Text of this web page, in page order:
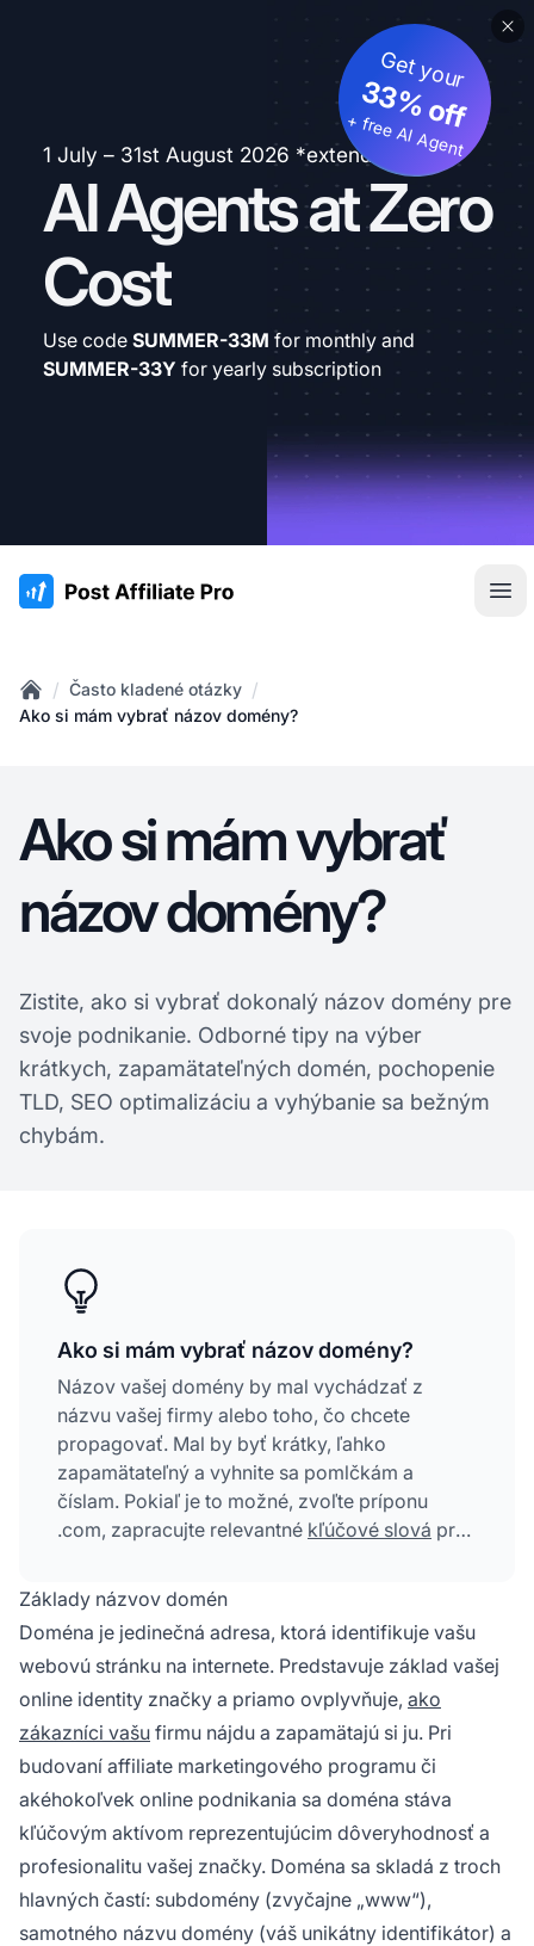
1 July – 31st August 2026 *extended
AI Agents at Zero
Cost
Get your
33% off
+ free AI Agent
Use code SUMMER-33M for monthly and
SUMMER-33Y for yearly subscription
:site.title
Home
/ Často kladené otázky /
Ako si mám vybrať názov domény?
Ako si mám vybrať
názov domény?
Zistite, ako si vybrať dokonalý názov domény pre
svoje podnikanie. Odborné tipy na výber
krátkych, zapamätateľných domén, pochopenie
TLD, SEO optimalizáciu a vyhýbanie sa bežným
chybám.
Ako si mám vybrať názov domény?
Názov vašej domény by mal vychádzať z
názvu vašej firmy alebo toho, čo chcete
propagovať. Mal by byť krátky, ľahko
zapamätateľný a vyhnite sa pomlčkám a
číslam. Pokiaľ je to možné, zvoľte príponu
.com, zapracujte relevantné kľúčové slová pre
sieťach.
Základy názvov domén
Doména je jedinečná adresa, ktorá identifikuje vašu
webovú stránku na internete. Predstavuje základ vašej
online identity značky a priamo ovplyvňuje, ako
zákazníci vašu firmu nájdu a zapamätajú si ju. Pri
budovaní affiliate marketingového programu či
akéhokoľvek online podnikania sa doména stáva
kľúčovým aktívom reprezentujúcim dôveryhodnosť a
profesionalitu vašej značky. Doména sa skladá z troch
hlavných častí: subdomény (zvyčajne „www“),
samotného názvu domény (váš unikátny identifikátor) a